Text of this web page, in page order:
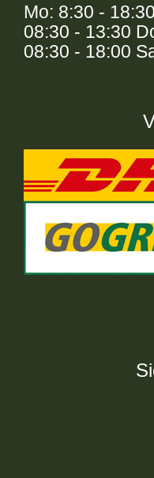
Mo: 8:30 -
08:30 - 13:30
08:30 - 18:00